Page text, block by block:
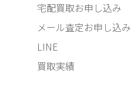
宅配買取お申し込み
メール査定お申し込み
LINE
買取実績